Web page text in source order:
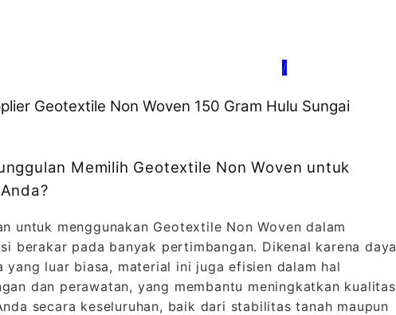
/
Geotextile Non Woven 150 Gram Hulu Sungai
Memilih Geotextile Non Woven untuk
untuk menggunakan Geotextile Non Woven dalam
berakar pada banyak pertimbangan. Dikenal karena daya
yang luar biasa, material ini juga efisien dalam hal
dan perawatan, yang membantu meningkatkan kualitas
secara keseluruhan, baik dari stabilitas tanah maupun